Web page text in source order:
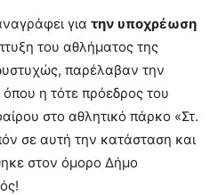
για την υποχρέωση
του αθλήματος της
παρέλαβαν την
η τότε πρόεδρος του
στο αθλητικό πάρκο «Στ.
σε αυτή την κατάσταση και
στον όμορο Δήμο